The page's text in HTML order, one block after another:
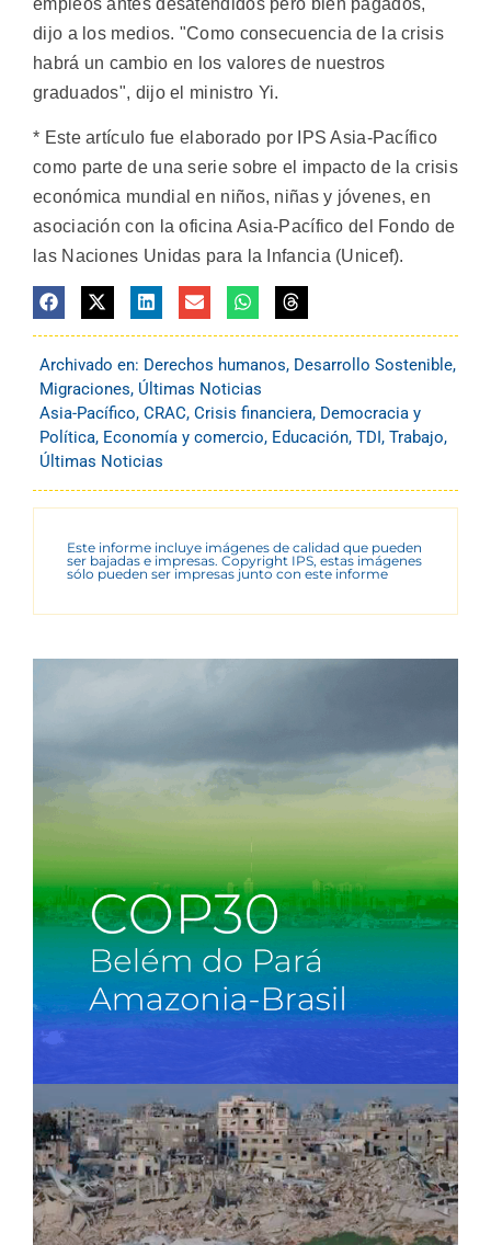
dijo a los medios. "Como consecuencia de la crisis
habrá un cambio en los valores de nuestros
graduados", dijo el ministro Yi.
* Este artículo fue elaborado por IPS Asia-Pacífico
como parte de una serie sobre el impacto de la crisis
económica mundial en niños, niñas y jóvenes, en
asociación con la oficina Asia-Pacífico del Fondo de
las Naciones Unidas para la Infancia (Unicef).
Archivado en: Derechos humanos, Desarrollo Sostenible,
Migraciones, Últimas Noticias
Asia-Pacífico, CRAC, Crisis financiera, Democracia y
Política, Economía y comercio, Educación, TDI, Trabajo,
Últimas Noticias
Este informe incluye imágenes de calidad que pueden
ser bajadas e impresas. Copyright IPS, estas imágenes
sólo pueden ser impresas junto con este informe